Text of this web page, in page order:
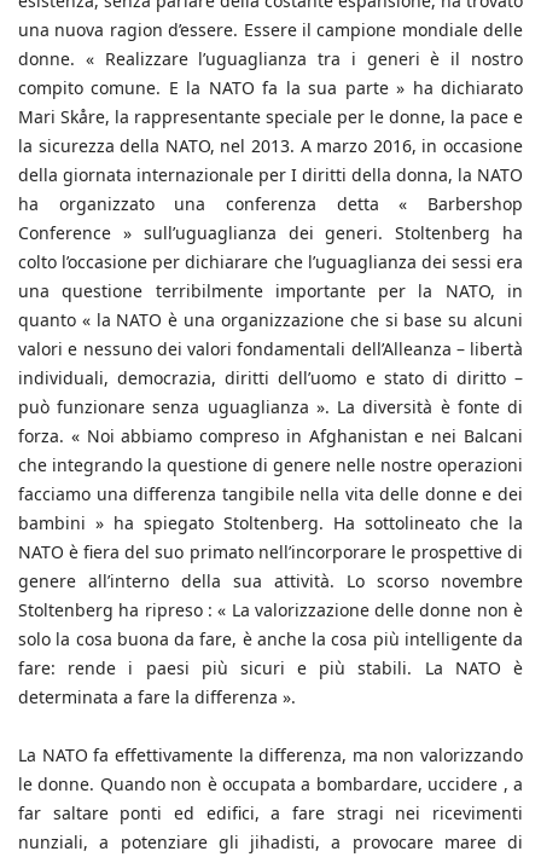
una nuova ragion d’essere. Essere il campione mondiale delle
donne. « Realizzare l’uguaglianza tra i generi è il nostro
compito comune. E la NATO fa la sua parte » ha dichiarato
Mari Skåre, la rappresentante speciale per le donne, la pace e
la sicurezza della NATO, nel 2013. A marzo 2016, in occasione
della giornata internazionale per I diritti della donna, la NATO
ha organizzato una conferenza detta « Barbershop
Conference » sull’uguaglianza dei generi. Stoltenberg ha
colto l’occasione per dichiarare che l’uguaglianza dei sessi era
una questione terribilmente importante per la NATO, in
quanto « la NATO è una organizzazione che si base su alcuni
valori e nessuno dei valori fondamentali dell’Alleanza – libertà
individuali, democrazia, diritti dell’uomo e stato di diritto –
può funzionare senza uguaglianza ». La diversità è fonte di
forza. « Noi abbiamo compreso in Afghanistan e nei Balcani
che integrando la questione di genere nelle nostre operazioni
facciamo una differenza tangibile nella vita delle donne e dei
bambini » ha spiegato Stoltenberg. Ha sottolineato che la
NATO è fiera del suo primato nell’incorporare le prospettive di
genere all’interno della sua attività. Lo scorso novembre
Stoltenberg ha ripreso : « La valorizzazione delle donne non è
solo la cosa buona da fare, è anche la cosa più intelligente da
fare: rende i paesi più sicuri e più stabili. La NATO è
determinata a fare la differenza ».
La NATO fa effettivamente la differenza, ma non valorizzando
le donne. Quando non è occupata a bombardare, uccidere , a
far saltare ponti ed edifici, a fare stragi nei ricevimenti
nunziali, a potenziare gli jihadisti, a provocare maree di